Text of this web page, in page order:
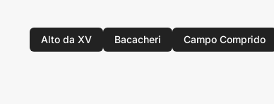
Alto da XV Bacacheri Campo Comprido